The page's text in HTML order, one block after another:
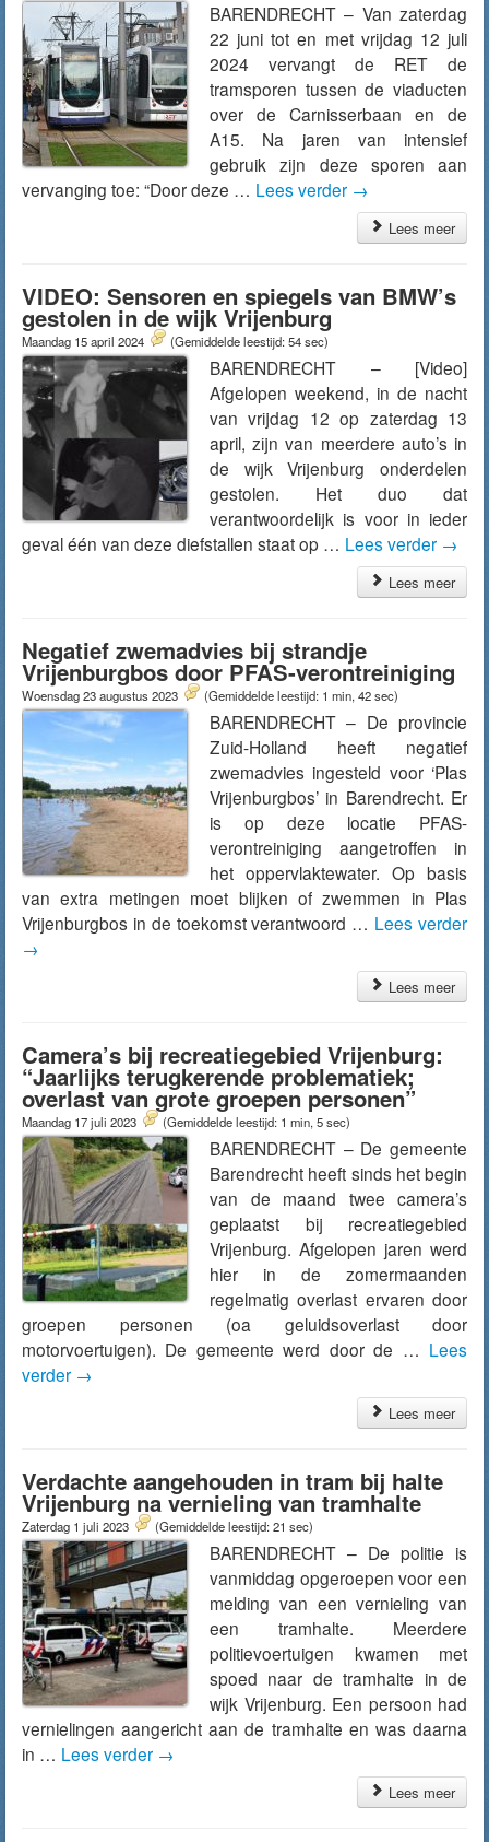
BARENDRECHT – Van zaterdag
22 juni tot en met vrijdag 12 juli
2024 vervangt de RET de
tramsporen tussen de viaducten
over de Carnisserbaan en de
A15. Na jaren van intensief
gebruik zijn deze sporen aan
vervanging toe: “Door deze … Lees verder →
Lees meer
VIDEO: Sensoren en spiegels van BMW’s
gestolen in de wijk Vrijenburg
Maandag 15 april 2024 (Gemiddelde leestijd: 54 sec)
BARENDRECHT – [Video]
Afgelopen weekend, in de nacht
van vrijdag 12 op zaterdag 13
april, zijn van meerdere auto’s in
de wijk Vrijenburg onderdelen
gestolen. Het duo dat
verantwoordelijk is voor in ieder
geval één van deze diefstallen staat op … Lees verder →
Lees meer
Negatief zwemadvies bij strandje
Vrijenburgbos door PFAS-verontreiniging
Woensdag 23 augustus 2023 (Gemiddelde leestijd: 1 min, 42 sec)
BARENDRECHT – De provincie
Zuid-Holland heeft negatief
zwemadvies ingesteld voor ‘Plas
Vrijenburgbos’ in Barendrecht. Er
is op deze locatie PFAS-
verontreiniging aangetroffen in
het oppervlaktewater. Op basis
van extra metingen moet blijken of zwemmen in Plas
Vrijenburgbos in de toekomst verantwoord … Lees verder
→
Lees meer
Camera’s bij recreatiegebied Vrijenburg:
“Jaarlijks terugkerende problematiek;
overlast van grote groepen personen”
Maandag 17 juli 2023 (Gemiddelde leestijd: 1 min, 5 sec)
BARENDRECHT – De gemeente
Barendrecht heeft sinds het begin
van de maand twee camera’s
geplaatst bij recreatiegebied
Vrijenburg. Afgelopen jaren werd
hier in de zomermaanden
regelmatig overlast ervaren door
groepen personen (oa geluidsoverlast door
motorvoertuigen). De gemeente werd door de … Lees
verder →
Lees meer
Verdachte aangehouden in tram bij halte
Vrijenburg na vernieling van tramhalte
Zaterdag 1 juli 2023 (Gemiddelde leestijd: 21 sec)
BARENDRECHT – De politie is
vanmiddag opgeroepen voor een
melding van een vernieling van
een tramhalte. Meerdere
politievoertuigen kwamen met
spoed naar de tramhalte in de
wijk Vrijenburg. Een persoon had
vernielingen aangericht aan de tramhalte en was daarna
in … Lees verder →
Lees meer